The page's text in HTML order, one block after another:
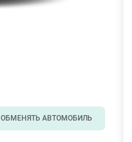
ОБМЕНЯТЬ АВТОМОБИЛЬ